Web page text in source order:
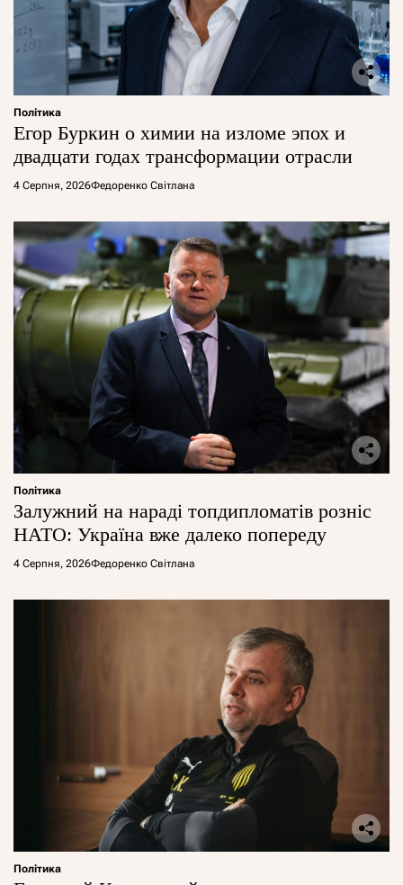
Політика
Егор Буркин о химии на изломе эпох и
двадцати годах трансформации отрасли
4 Серпня, 2026Федоренко Світлана
Політика
Залужний на нараді топдипломатів розніс
НАТО: Україна вже далеко попереду
4 Серпня, 2026Федоренко Світлана
Політика